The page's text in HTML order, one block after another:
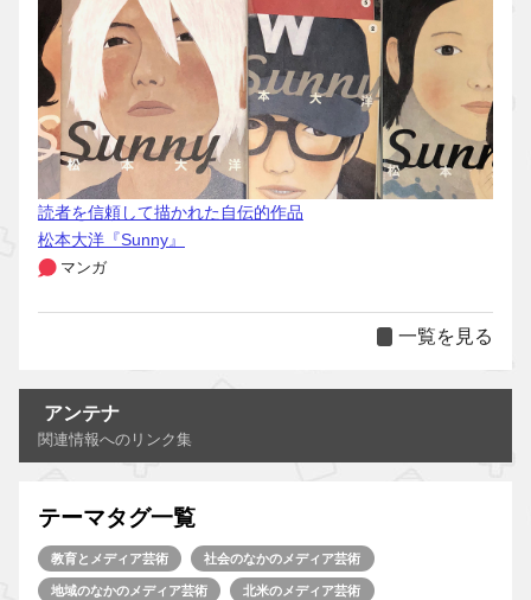
読者を信頼して描かれた自伝的作品
松本大洋『Sunny』
マンガ
一覧を見る
アンテナ
関連情報へのリンク集
テーマタグ一覧
教育とメディア芸術 社会のなかのメディア芸術
地域のなかのメディア芸術 北米のメディア芸術